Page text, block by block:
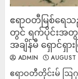
ဧရာဝတီမြစ်ရေသ
တွင် ရက်ပိုင်းအတွ
အချိန်မီ ရှောင်ရှ
ADMIN
ဧရာဝတီတိုင်းမ် ဩ